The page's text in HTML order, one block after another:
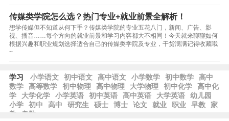
传媒类学院怎么选？热门专业+就业前景全解析！
想学传媒但不知道从何下手？传媒类学院的专业五花八门，新闻、广告、影
视、播音……每个方向的就业前景和学习内容都大不相同！今天就来聊聊如何
根据兴趣和职业规划选择适合自己的传媒类学院及专业，干货满满记得收藏哦
~
学习 小学语文 初中语文 高中语文 小学数学 初中数学
高中
数学
高等数学 初中物理 高中物理 大学物理 初中化学
高中化
学
大学化学 小学英语 初中英语 高中英语 大学英语
幼儿园
小学
初中 高中 研究生 硕士 博士 论文 就业 职业 早教
家
教
奥数